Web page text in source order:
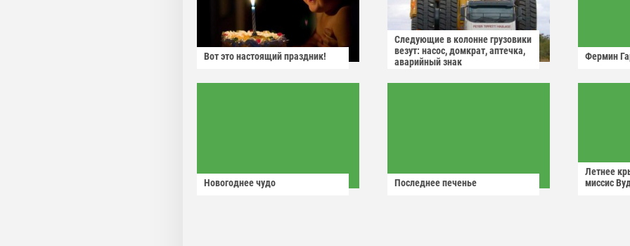
Вот это настоящий праздник!
Следующие в колонне грузовики
везут: насос, домкрат, аптечка,
аварийный знак
Фермин
Новогоднее чудо Последнее печенье
Летнее
миссис